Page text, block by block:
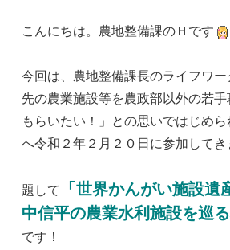
こんにちは。農地整備課のＨです
今回は、農地整備課長のライフワ
先の農業施設等を農政部以外の若
もらいたい！」との思いではじめ
へ令和２年２月２０日に参加してき
題して
「世界かんがい施設遺
中信平の農業水利施設を巡る
です！